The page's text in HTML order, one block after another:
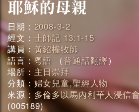
日期： 2008-3-2
經文： 士師記 13:1-15
講員： 黃紹權牧師
語言：粵語 （普通話翻譯）
場所： 主日崇拜
分類： 婦女兒童,聖經人物
來源： 多倫多以馬內利華人浸信
(005189)